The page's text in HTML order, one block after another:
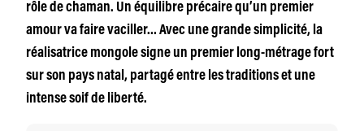
rôle de chaman. Un équilibre précaire qu’un premier
amour va faire vaciller… Avec une grande simplicité, la
réalisatrice mongole signe un premier long-métrage fort
sur son pays natal, partagé entre les traditions et une
intense soif de liberté.